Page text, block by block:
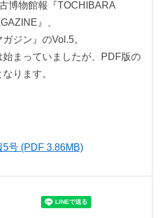
博物館報『TOCHIBARA
』、
ジン』のVol.5。
始まっていましたが、PDF版の
ります。
号 (PDF 3.86MB)